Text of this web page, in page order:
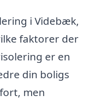
i Videbæk,
faktorer der
er en
din boligs
men